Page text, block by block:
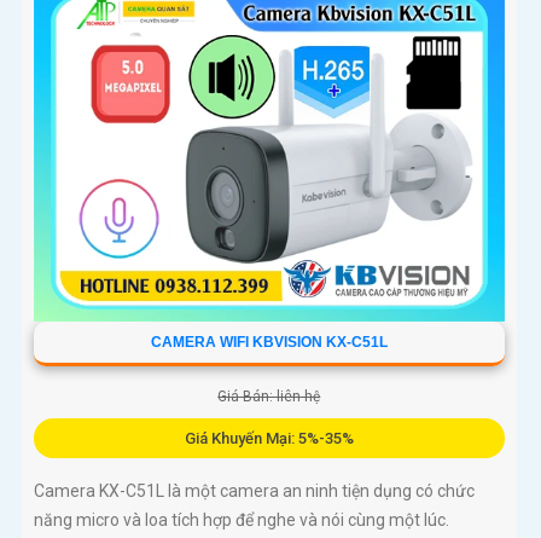
CAMERA WIFI KBVISION KX-C51L
Giá Bán: liên hệ
Giá Khuyến Mại: 5%-35%
Camera KX-C51L là một camera an ninh tiện dụng có chức
năng micro và loa tích hợp để nghe và nói cùng một lúc.